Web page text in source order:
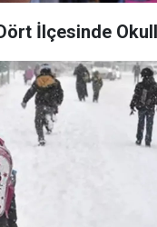
Dört İlçesinde